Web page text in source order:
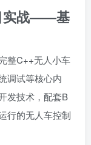
实战——基
整C++无人小车
调试等核心内
发技术，配套B
行的无人车控制